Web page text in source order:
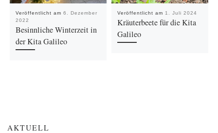
Veröffentlicht am 6. Dezember
2022
Besinnliche Winterzeit in
der Kita Galileo
Veröffentlicht am 1. Juli 2024
Kräuterbeete für die Kita
Galileo
AKTUELL